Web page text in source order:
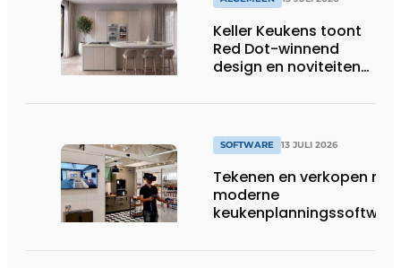
overeenkomt met het
wassen van 22.023.110
voetbalshirts
Keller Keukens toont
Red Dot-winnend
design en noviteiten
SOFTWARE 13 JULI 2026
Tekenen en verkopen met
moderne
keukenplanningssoftware